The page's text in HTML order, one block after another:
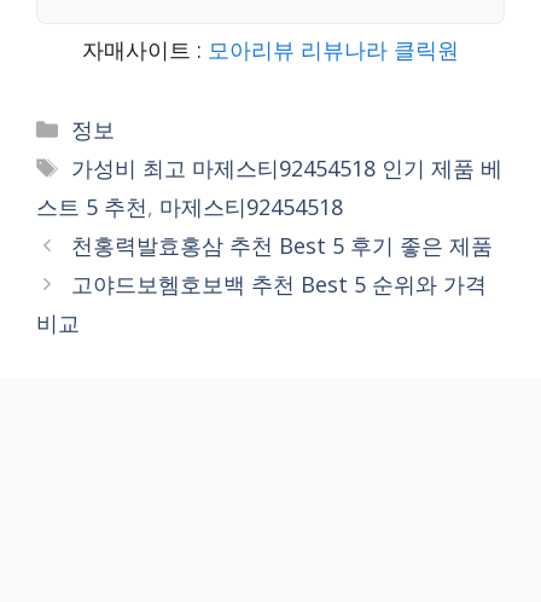
자매사이트 : 모아리뷰 리뷰나라 클릭원
Categories
정보
Tags
가성비 최고 마제스티92454518 인기 제품 베
스트 5 추천, 마제스티92454518
천홍력발효홍삼 추천 Best 5 후기 좋은 제품
고야드보헴호보백 추천 Best 5 순위와 가격
비교